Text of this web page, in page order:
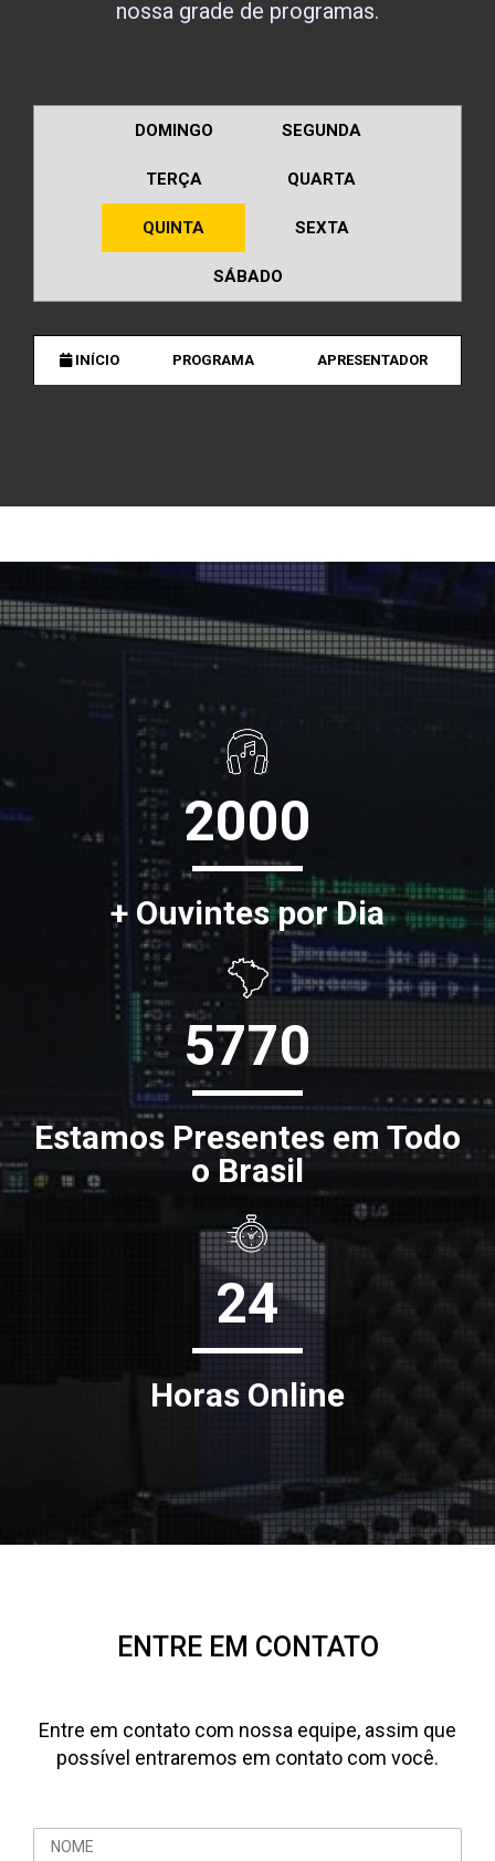
nossa grade de programas.
DOMINGO SEGUNDA
TERÇA QUARTA
QUINTA SEXTA
SÁBADO
INÍCIO PROGRAMA APRESENTADOR
2000
+ Ouvintes por Dia
5770
Estamos Presentes em Todo
o Brasil
24
Horas Online
ENTRE EM CONTATO
Entre em contato com nossa equipe, assim que
possível entraremos em contato com você.